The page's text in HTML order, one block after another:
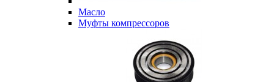
Масло
Муфты компрессоров